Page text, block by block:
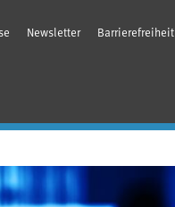
Newsletter Barrierefreiheit